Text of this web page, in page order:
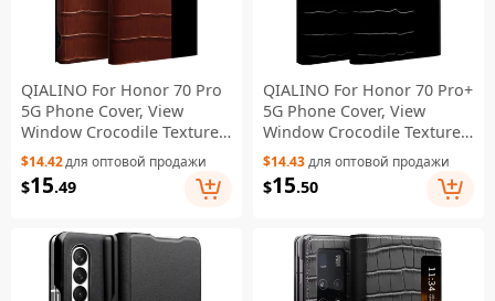
QIALINO For Honor 70 Pro
5G Phone Cover, View
Window Crocodile Texture
Genuine Leather Full
Coverage Folio Flip Auto
Wake/Sleep Case - Brown
$14.42для оптовой продажи
$15.49
QIALINO For Honor 70 Pro+
5G Phone Cover, View
Window Crocodile Texture
Genuine Leather Bump
Proof Folio Flip Auto
Wake/Sleep Case - Black
$14.43для оптовой продажи
$15.50